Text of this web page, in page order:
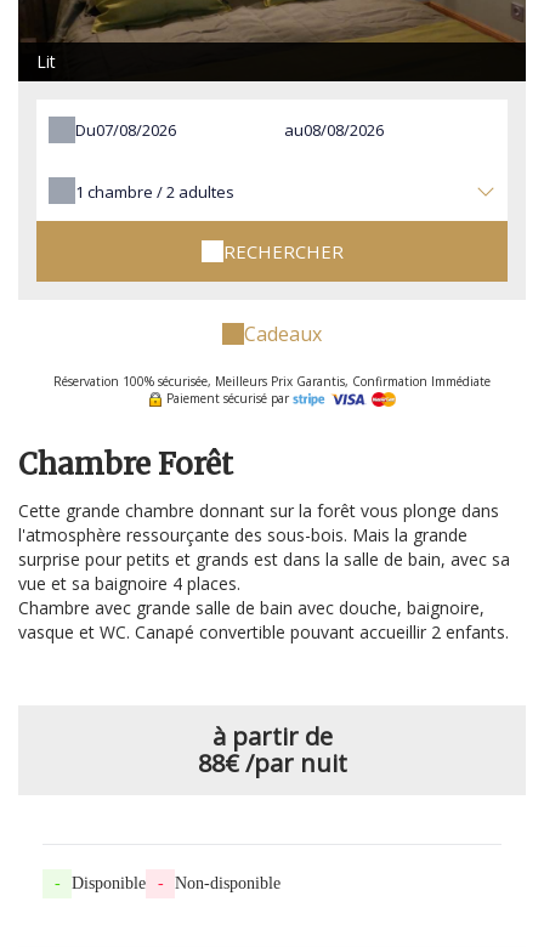
Lit
Du au
1 chambre /2 adultes
RECHERCHER
Cadeaux
Réservation 100% sécurisée, Meilleurs Prix Garantis, Confirmation Immédiate
Paiement sécurisé par
Chambre Forêt
Cette grande chambre donnant sur la forêt vous plonge dans
l'atmosphère ressourçante des sous-bois. Mais la grande
surprise pour petits et grands est dans la salle de bain, avec sa
vue et sa baignoire 4 places.
Chambre avec grande salle de bain avec douche, baignoire,
vasque et WC. Canapé convertible pouvant accueillir 2 enfants.
à partir de
88€/par nuit
- Disponible - Non-disponible